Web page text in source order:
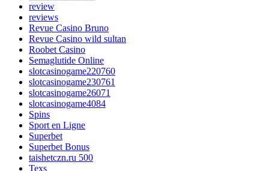
review
reviews
Revue Casino Bruno
Revue Casino wild sultan
Roobet Casino
Semaglutide Online
slotcasinogame220760
slotcasinogame230761
slotcasinogame26071
slotcasinogame4084
Spins
Sport en Ligne
Superbet
Superbet Bonus
taishetczn.ru 500
Texs